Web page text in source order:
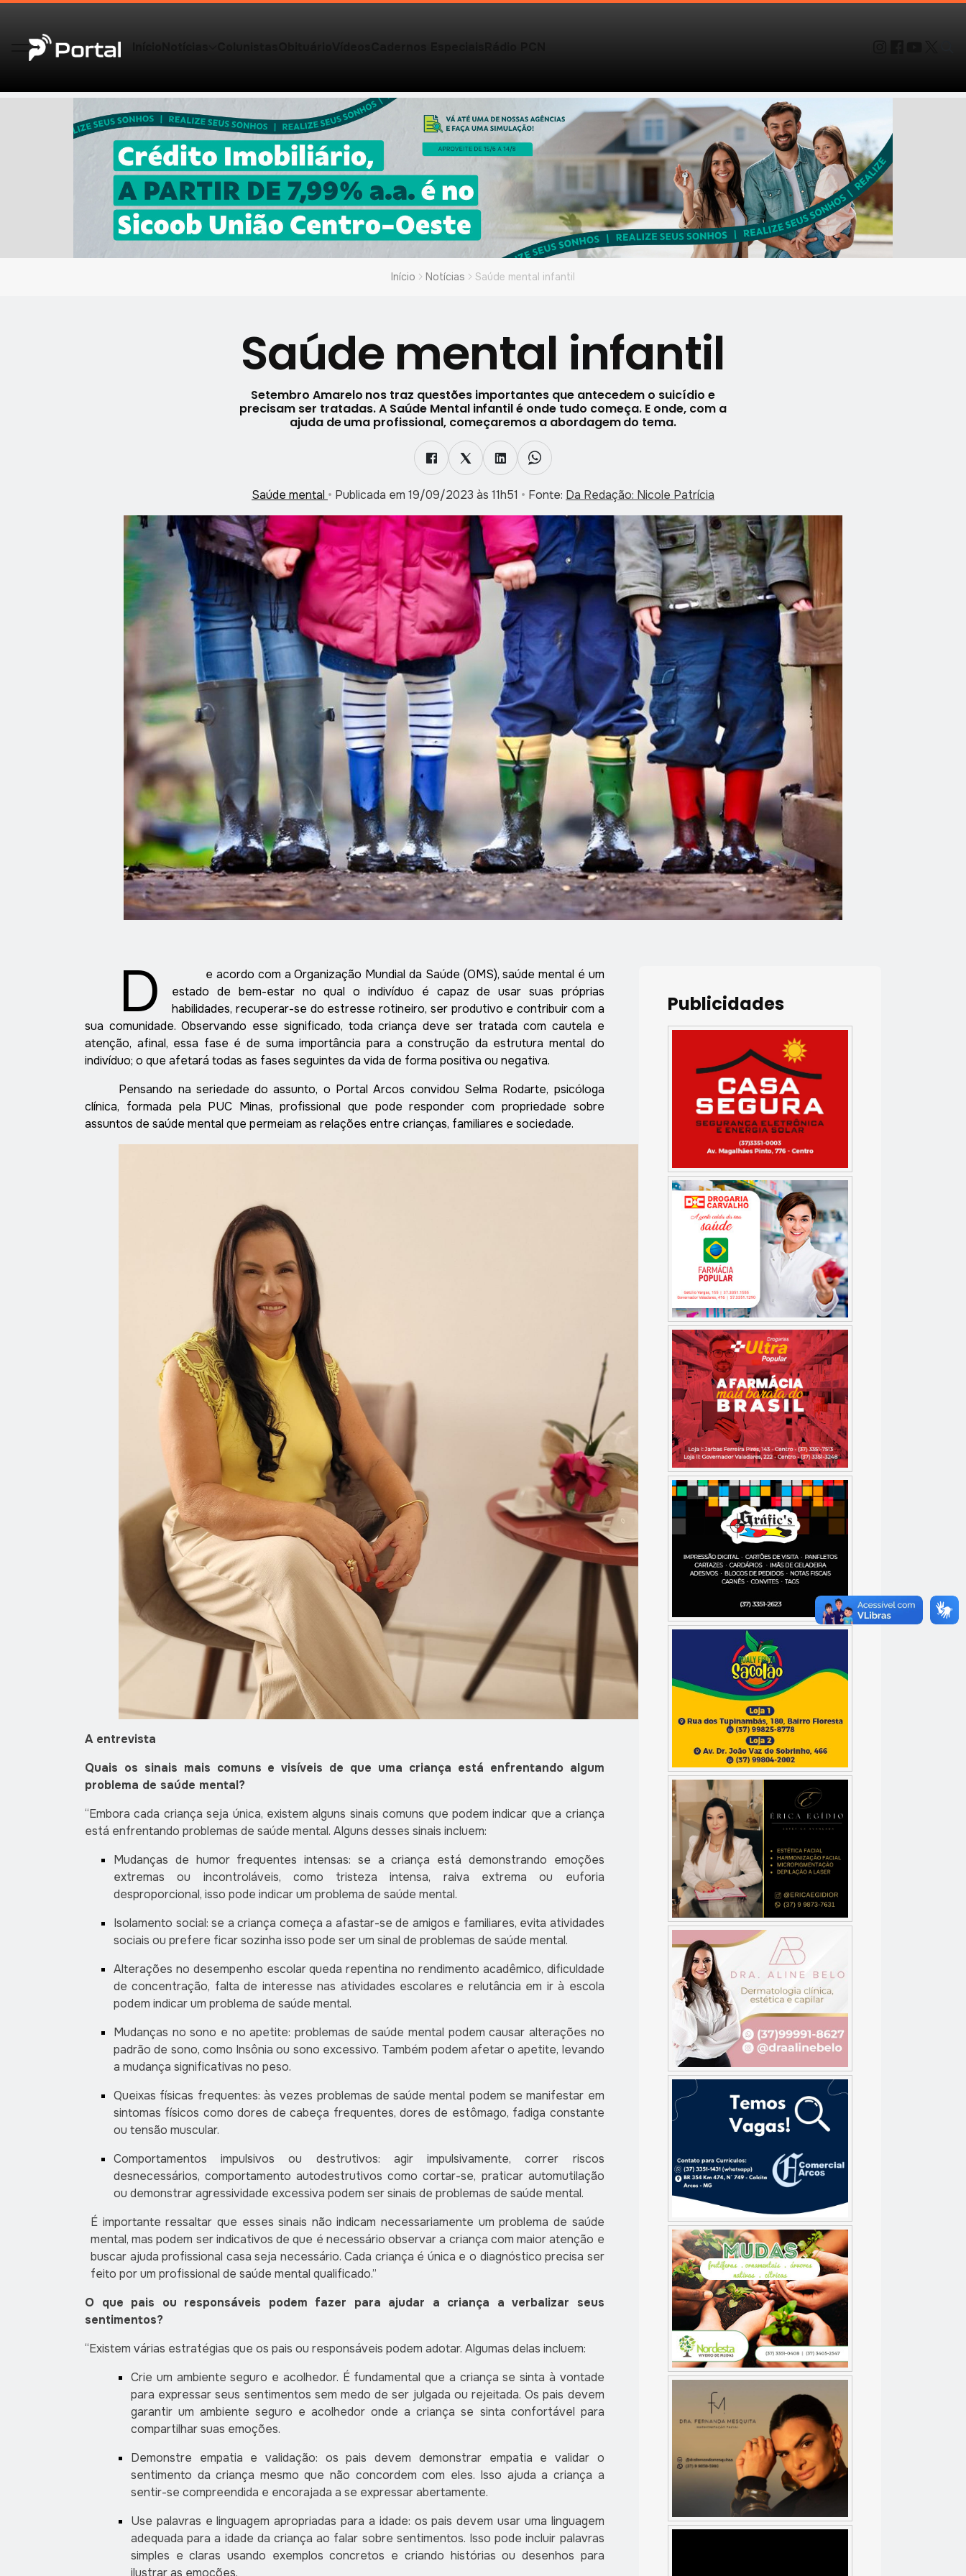
Início Notícias Saúde mental infantil
Saúde mental infantil
Setembro Amarelo nos traz questões importantes que antecedem o suicídio e
precisam ser tratadas. A Saúde Mental infantil é onde tudo começa. E onde, com a
ajuda de uma profissional, começaremos a abordagem do tema.
Saúde mental • Publicada em 19/09/2023 às 11h51 • Fonte: Da Redação: Nicole Patrícia
D
e acordo com a Organização Mundial da Saúde (OMS), saúde mental é um
estado de bem-estar no qual o indivíduo é capaz de usar suas próprias
habilidades, recuperar-se do estresse rotineiro, ser produtivo e contribuir com a
sua comunidade. Observando esse significado, toda criança deve ser tratada com cautela e
atenção, afinal, essa fase é de suma importância para a construção da estrutura mental do
indivíduo; o que afetará todas as fases seguintes da vida de forma positiva ou negativa.
Pensando na seriedade do assunto, o Portal Arcos convidou Selma Rodarte, psicóloga
clínica, formada pela PUC Minas, profissional que pode responder com propriedade sobre
assuntos de saúde mental que permeiam as relações entre crianças, familiares e sociedade.
A entrevista
Quais os sinais mais comuns e visíveis de que uma criança está enfrentando algum
problema de saúde mental?
“Embora cada criança seja única, existem alguns sinais comuns que podem indicar que a criança
está enfrentando problemas de saúde mental. Alguns desses sinais incluem:
Mudanças de humor frequentes intensas: se a criança está demonstrando emoções
extremas ou incontroláveis, como tristeza intensa, raiva extrema ou euforia
desproporcional, isso pode indicar um problema de saúde mental.
Isolamento social: se a criança começa a afastar-se de amigos e familiares, evita atividades
sociais ou prefere ficar sozinha isso pode ser um sinal de problemas de saúde mental.
Alterações no desempenho escolar queda repentina no rendimento acadêmico, dificuldade
de concentração, falta de interesse nas atividades escolares e relutância em ir à escola
podem indicar um problema de saúde mental.
Mudanças no sono e no apetite: problemas de saúde mental podem causar alterações no
padrão de sono, como Insônia ou sono excessivo. Também podem afetar o apetite, levando
a mudança significativas no peso.
Queixas físicas frequentes: às vezes problemas de saúde mental podem se manifestar em
sintomas físicos como dores de cabeça frequentes, dores de estômago, fadiga constante
ou tensão muscular.
Comportamentos impulsivos ou destrutivos: agir impulsivamente, correr riscos
desnecessários, comportamento autodestrutivos como cortar-se, praticar automutilação
ou demonstrar agressividade excessiva podem ser sinais de problemas de saúde mental.
É importante ressaltar que esses sinais não indicam necessariamente um problema de saúde
mental, mas podem ser indicativos de que é necessário observar a criança com maior atenção e
buscar ajuda profissional casa seja necessário. Cada criança é única e o diagnóstico precisa ser
feito por um profissional de saúde mental qualificado.”
O que pais ou responsáveis podem fazer para ajudar a criança a verbalizar seus
sentimentos?
“Existem várias estratégias que os pais ou responsáveis podem adotar. Algumas delas incluem:
Crie um ambiente seguro e acolhedor. É fundamental que a criança se sinta à vontade
para expressar seus sentimentos sem medo de ser julgada ou rejeitada. Os pais devem
garantir um ambiente seguro e acolhedor onde a criança se sinta confortável para
compartilhar suas emoções.
Demonstre empatia e validação: os pais devem demonstrar empatia e validar o
sentimento da criança mesmo que não concordem com eles. Isso ajuda a criança a
sentir-se compreendida e encorajada a se expressar abertamente.
Use palavras e linguagem apropriadas para a idade: os pais devem usar uma linguagem
adequada para a idade da criança ao falar sobre sentimentos. Isso pode incluir palavras
simples e claras usando exemplos concretos e criando histórias ou desenhos para
ilustrar as emoções.
Publicidades